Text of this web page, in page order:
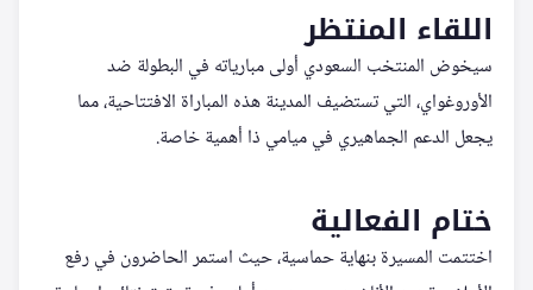
اللقاء المنتظر
سيخوض المنتخب السعودي أولى مبارياته في البطولة ضد
الأوروغواي، التي تستضيف المدينة هذه المباراة الافتتاحية، مما
يجعل الدعم الجماهيري في ميامي ذا أهمية خاصة.
ختام الفعالية
اختتمت المسيرة بنهاية حماسية، حيث استمر الحاضرون في رفع